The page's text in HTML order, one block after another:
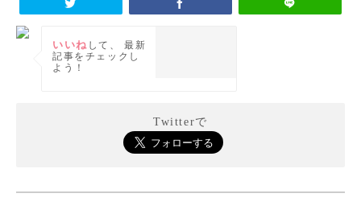
いいね して、
最新
記事をチェックし
よう！
Twitterで